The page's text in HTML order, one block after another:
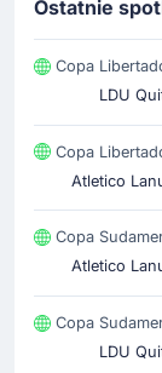
LDU
Cristian
Żółta
U goście
Ostatnie
Copa
LDU
Copa
Atletico
Copa
Atletico
Copa
LDU